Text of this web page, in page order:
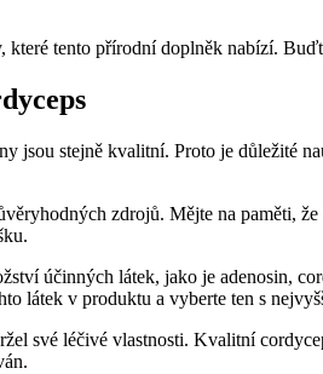
tento přírodní doplněk nabízí.
jsou stejně kvalitní. Proto je důležité
zdrojů. Mějte na paměti,
účinných látek, jako je adenosin,
látek v produktu a vyberte ten s
své léčivé vlastnosti. Kvalitní